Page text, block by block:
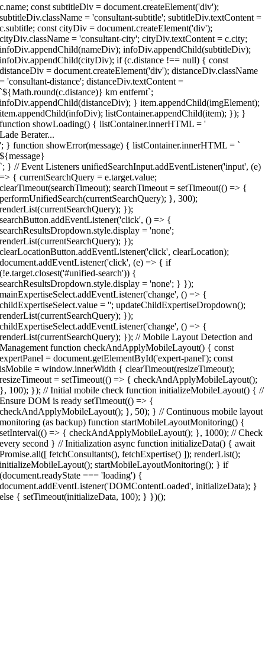
c.name; const subtitleDiv = document.createElement('div');
subtitleDiv.className = 'consultant-subtitle'; subtitleDiv.textContent =
c.subtitle; const cityDiv = document.createElement('div');
cityDiv.className = 'consultant-city'; cityDiv.textContent = c.city;
infoDiv.appendChild(nameDiv); infoDiv.appendChild(subtitleDiv);
infoDiv.appendChild(cityDiv); if (c.distance !== null) { const
distanceDiv = document.createElement('div'); distanceDiv.className
= 'consultant-distance'; distanceDiv.textContent =
`${Math.round(c.distance)} km entfernt`;
infoDiv.appendChild(distanceDiv); } item.appendChild(imgElement);
item.appendChild(infoDiv); listContainer.appendChild(item); }); }
function showLoading() { listContainer.innerHTML = '
Lade Berater...
'; } function showError(message) { listContainer.innerHTML = `
${message}
`; } // Event Listeners unifiedSearchInput.addEventListener('input', (e)
=> { currentSearchQuery = e.target.value;
clearTimeout(searchTimeout); searchTimeout = setTimeout(() => {
performUnifiedSearch(currentSearchQuery); }, 300);
renderList(currentSearchQuery); });
searchButton.addEventListener('click', () => {
searchResultsDropdown.style.display = 'none';
renderList(currentSearchQuery); });
clearLocationButton.addEventListener('click', clearLocation);
document.addEventListener('click', (e) => { if
(!e.target.closest('#unified-search')) {
searchResultsDropdown.style.display = 'none'; } });
mainExpertiseSelect.addEventListener('change', () => {
childExpertiseSelect.value = ''; updateChildExpertiseDropdown();
renderList(currentSearchQuery); });
childExpertiseSelect.addEventListener('change', () => {
renderList(currentSearchQuery); }); // Mobile Layout Detection and
Management function checkAndApplyMobileLayout() { const
expertPanel = document.getElementById('expert-panel'); const
isMobile = window.innerWidth { clearTimeout(resizeTimeout);
resizeTimeout = setTimeout(() => { checkAndApplyMobileLayout();
}, 100); }); // Initial mobile check function initializeMobileLayout() { //
Ensure DOM is ready setTimeout(() => {
checkAndApplyMobileLayout(); }, 50); } // Continuous mobile layout
monitoring (as backup) function startMobileLayoutMonitoring() {
setInterval(() => { checkAndApplyMobileLayout(); }, 1000); // Check
every second } // Initialization async function initializeData() { await
Promise.all([ fetchConsultants(), fetchExpertise() ]); renderList();
initializeMobileLayout(); startMobileLayoutMonitoring(); } if
(document.readyState === 'loading') {
document.addEventListener('DOMContentLoaded', initializeData); }
else { setTimeout(initializeData, 100); } })();